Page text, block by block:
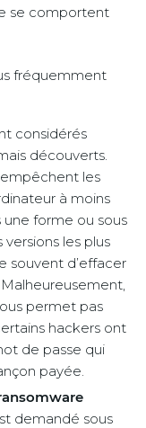
se comportent
fréquemment
considérés
découverts.
empêchent les
à moins
forme ou sous
versions les plus
souvent d’effacer
permet pas
hackers ont
de passe qui
payée.
demandé sous